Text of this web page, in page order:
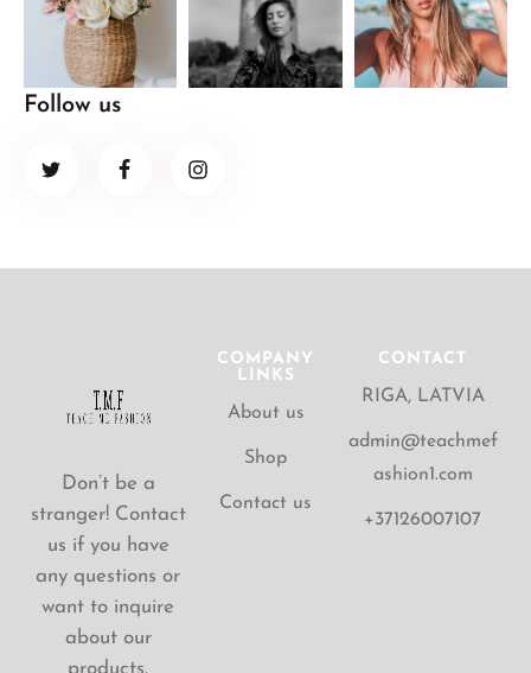
Follow us
Don’t be a
stranger! Contact
us if you have
any questions or
want to inquire
about our
COMPANY
LINKS
About us
Shop
Contact us
CONTACT
RIGA, LATVIA
admin@teachmef
ashion1.com
+37126007107